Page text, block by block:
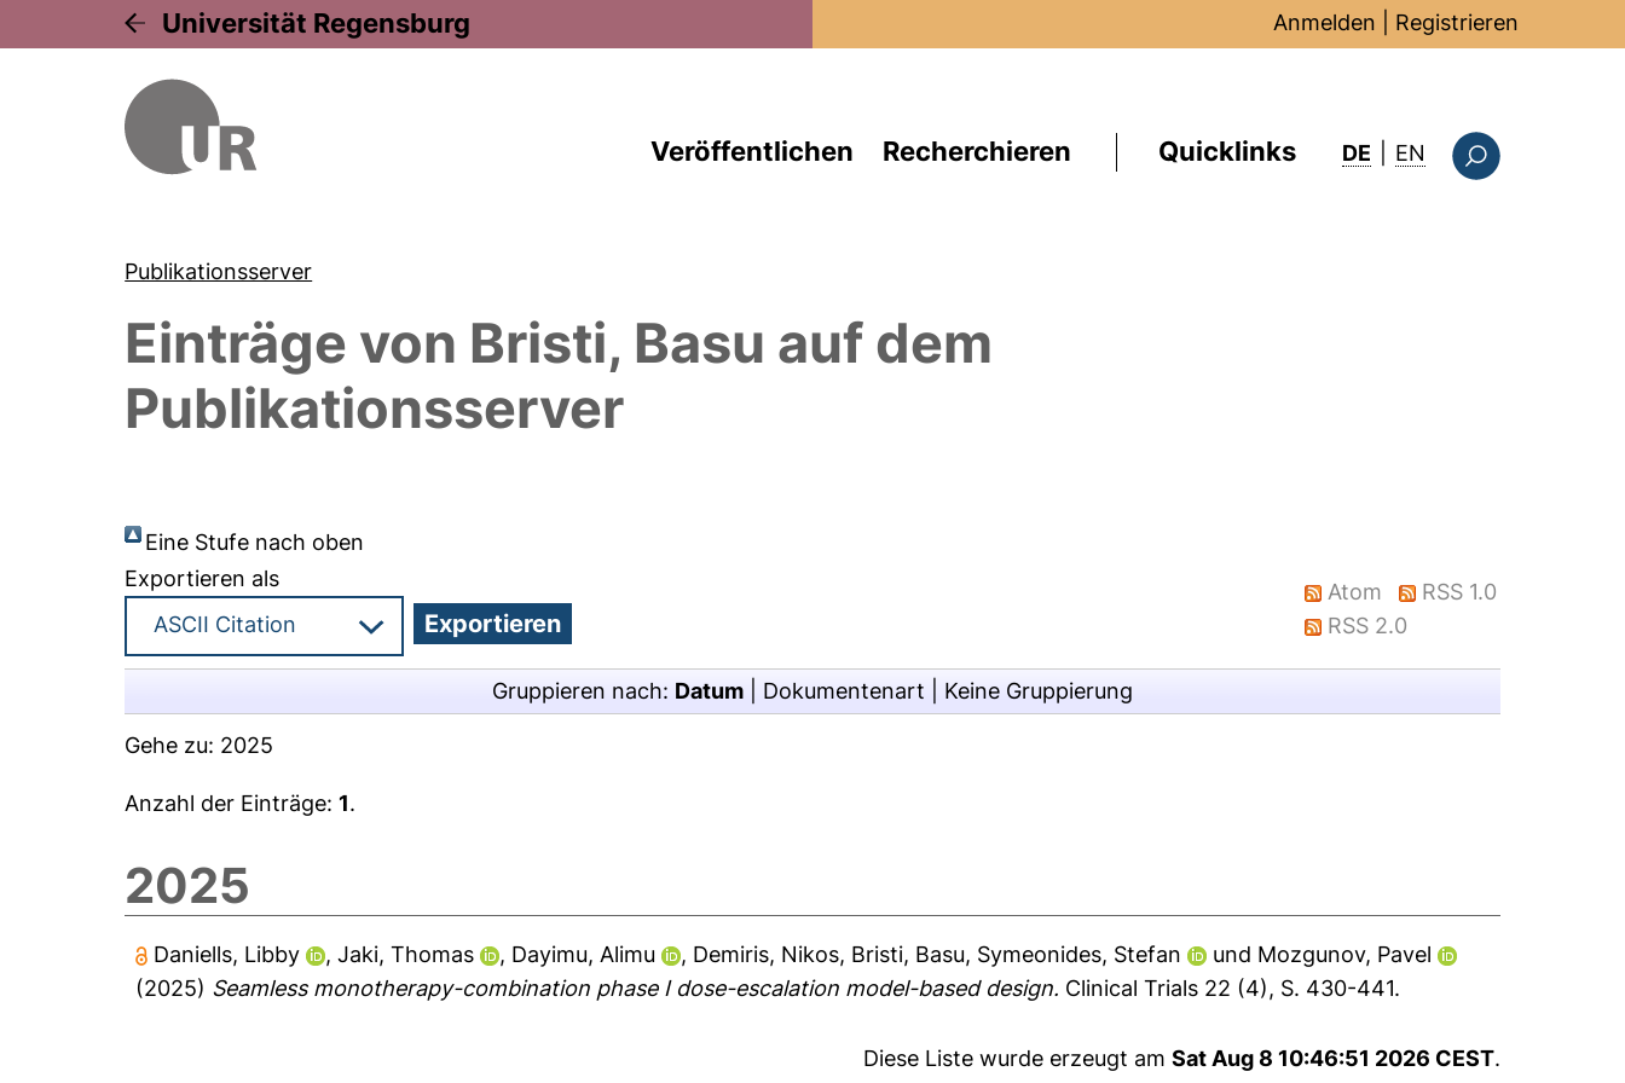
Universität Regensburg Anmelden Registrieren
Veröffentlichen Recherchieren Quicklinks DE EN : this page in
Publikationsserver
Einträge von Bristi, Basu auf dem
Publikationsserver
Eine Stufe nach oben
Exportieren als
Atom
RSS 1.0
RSS 2.0
Gruppieren nach: Datum Dokumentenart Keine Gruppierung
Gehe zu: 2025
Anzahl der Einträge:1.
2025
Daniells, Libby ,Jaki, Thomas , Dayimu, Alimu , Demiris, Nikos, Bristi, Basu, Symeonides, Stefan und Mozgunov, Pavel
(2025) Seamless monotherapy-combination phase I dose-escalation model-based design. Clinical Trials 22 (4), S. 430-441.
Diese Liste wurde erzeugt am Sat Aug 8 10:46:51 2026 CEST.